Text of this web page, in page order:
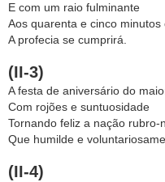
E com um raio fulminante
Aos quarenta e cinco
A profecia se cumprirá.
(II-3)
A festa de aniversário do
Com rojões e suntuosidade
Tornando feliz a nação rubro-
Que humilde e
(II-4)